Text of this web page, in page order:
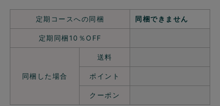
定期コースへの同梱 同梱できません
定期同梱10％OFF
同梱した場合
送料
ポイント
クーポン